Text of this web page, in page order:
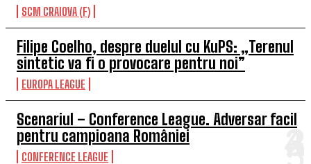
SCM CRAIOVA (F)
Filipe Coelho, despre duelul cu KuPS: „Terenul
sintetic va fi o provocare pentru noi”
EUROPA LEAGUE
Scenariul – Conference League. Adversar facil
pentru campioana României
CONFERENCE LEAGUE